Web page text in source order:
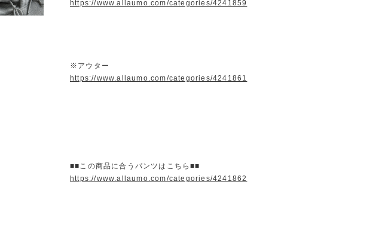
https://www.allaumo.com/categories/4241859
※アウター
https://www.allaumo.com/categories/4241861
■■この商品に合うパンツはこちら■■
https://www.allaumo.com/categories/4241862